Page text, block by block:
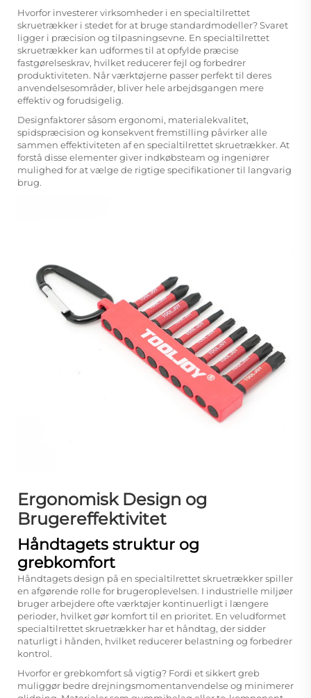
Hvorfor investerer virksomheder i en specialtilrettet
skruetrækker i stedet for at bruge standardmodeller? Svaret
ligger i præcision og tilpasningsevne. En specialtilrettet
skruetrækker kan udformes til at opfylde præcise
fastgørelseskrav, hvilket reducerer fejl og forbedrer
produktiviteten. Når værktøjerne passer perfekt til deres
anvendelsesområder, bliver hele arbejdsgangen mere
effektiv og forudsigelig.
Designfaktorer såsom ergonomi, materialekvalitet,
spidspræcision og konsekvent fremstilling påvirker alle
sammen effektiviteten af en specialtilrettet skruetrækker. At
forstå disse elementer giver indkøbsteam og ingeniører
mulighed for at vælge de rigtige specifikationer til langvarig
brug.
Ergonomisk Design og
Brugereffektivitet
Håndtagets struktur og
grebkomfort
Håndtagets design på en specialtilrettet skruetrækker spiller
en afgørende rolle for brugeroplevelsen. I industrielle miljøer
bruger arbejdere ofte værktøjer kontinuerligt i længere
perioder, hvilket gør komfort til en prioritet. En veludformet
specialtilrettet skruetrækker har et håndtag, der sidder
naturligt i hånden, hvilket reducerer belastning og forbedrer
kontrol.
Hvorfor er grebkomfort så vigtig? Fordi et sikkert greb
muliggør bedre drejningsmomentanvendelse og minimerer